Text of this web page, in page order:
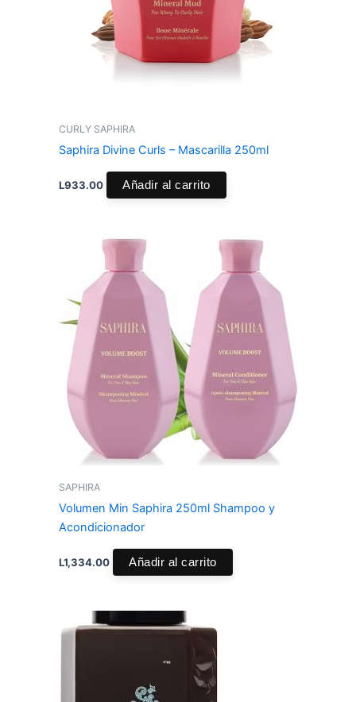
CURLY SAPHIRA
Saphira Divine Curls – Mascarilla 250ml
L933.00 Añadir al carrito
SAPHIRA
Volumen Min Saphira 250ml Shampoo y
Acondicionador
L1,334.00 Añadir al carrito